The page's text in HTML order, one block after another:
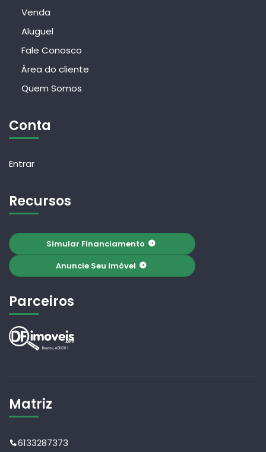
Venda
Aluguel
Fale Conosco
Área do cliente
Quem Somos
Conta
Entrar
Recursos
Simular Financiamento
Anuncie Seu Imóvel
Parceiros
Matriz
6133287373